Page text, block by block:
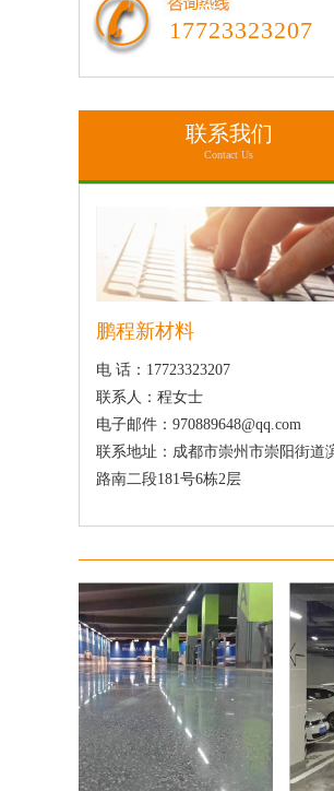
17723323207
联系我们
Contact Us
鹏程新材料
电 话：17723323207
联系人：程女士
电子邮件：970889648@qq.com
联系地址：成都市崇州市崇阳街道
路南二段181号6栋2层